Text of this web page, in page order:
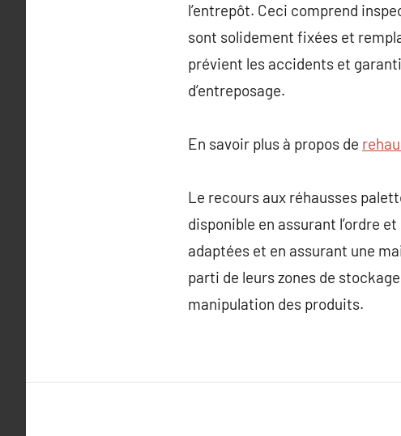
l’entrepôt. Ceci comprend
sont solidement fixées et
prévient les accidents et
d’entreposage.
En savoir plus à propos de
Le recours aux réhausses
disponible en assurant l’ordre
adaptées et en assurant une
parti de leurs zones de
manipulation des produits.